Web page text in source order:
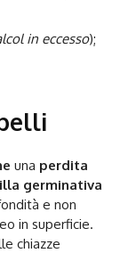
in eccesso);
una perdita
germinativa
e non
in superficie.
chiazze